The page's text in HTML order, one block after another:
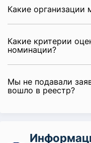
Какие организации
Какие критерии
номинации?
Мы не подавали
вошло в реестр?